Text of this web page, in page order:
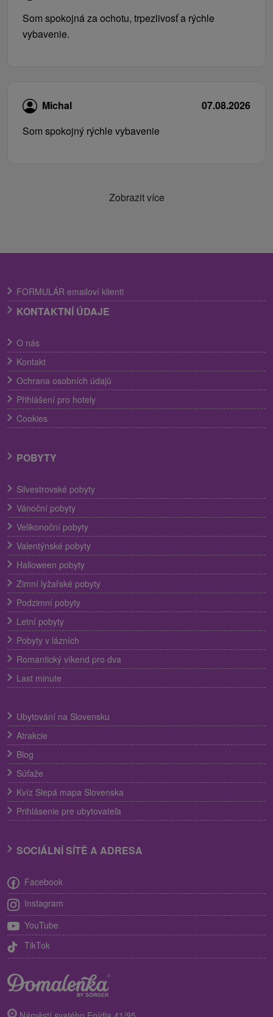
Som spokojná za ochotu, trpezlivosť a rýchle
vybavenie.
Michal
07.08.2026
Som spokojný rýchle vybavenie
Zobrazit více
FORMULÁR emailoví klienti
KONTAKTNÍ ÚDAJE
O nás
Kontakt
Ochrana osobních údajů
Přihlášení pro hotely
Cookies
POBYTY
Silvestrovské pobyty
Vánoční pobyty
Velikonoční pobyty
Valentýnské pobyty
Halloween pobyty
Zimní lyžařské pobyty
Podzimní pobyty
Letní pobyty
Pobyty v lázních
Romantický víkend pro dva
Last minute
Ubytování na Slovensku
Atrakcie
Blog
Súťaže
Kvíz Slepá mapa Slovenska
Prihlásenie pre ubytovateľa
SOCIÁLNÍ SÍTĚ A ADRESA
Facebook
Instagram
YouTube
TikTok